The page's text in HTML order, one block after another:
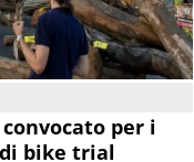
per i
bike trial